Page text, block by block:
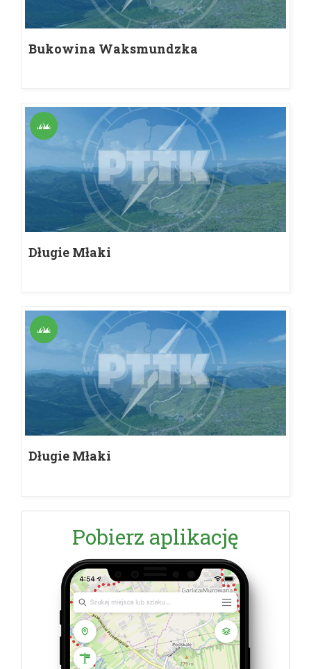
Bukowina Waksmundzka
Długie Młaki
Długie Młaki
Pobierz aplikację